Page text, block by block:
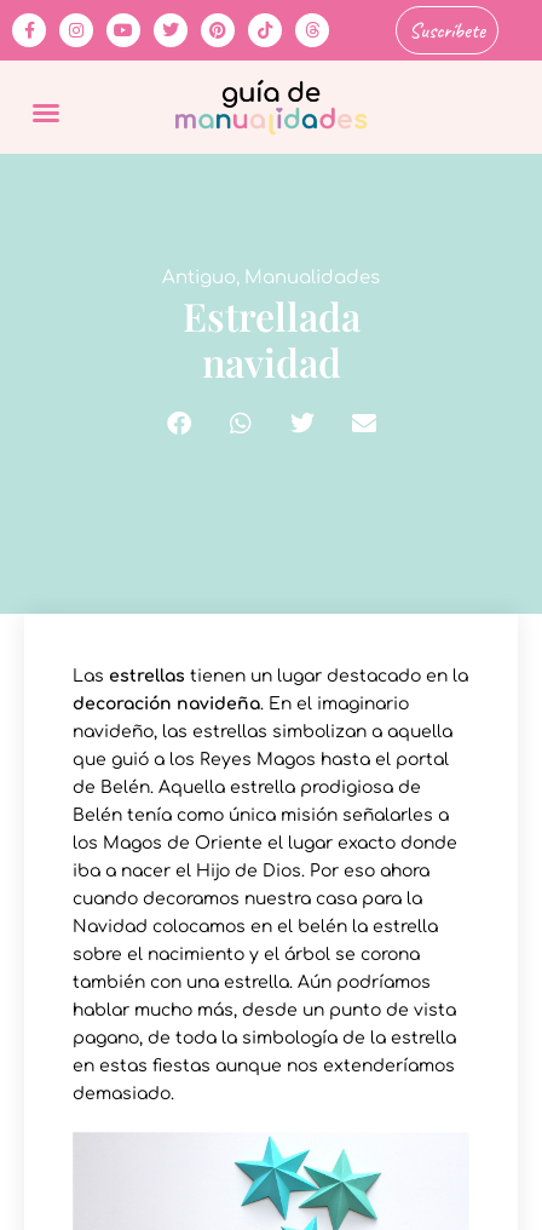
Suscríbete
Antiguo, Manualidades
Estrellada
navidad
Las estrellas tienen un lugar destacado en la
decoración navideña. En el imaginario
navideño, las estrellas simbolizan a aquella
que guió a los Reyes Magos hasta el portal
de Belén. Aquella estrella prodigiosa de
Belén tenía como única misión señalarles a
los Magos de Oriente el lugar exacto donde
iba a nacer el Hijo de Dios. Por eso ahora
cuando decoramos nuestra casa para la
Navidad colocamos en el belén la estrella
sobre el nacimiento y el árbol se corona
también con una estrella. Aún podríamos
hablar mucho más, desde un punto de vista
pagano, de toda la simbología de la estrella
en estas fiestas aunque nos extenderíamos
demasiado.